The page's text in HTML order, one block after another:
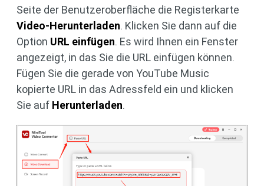
Seite der Benutzeroberfläche die Registerkarte
Video-Herunterladen. Klicken Sie dann auf die
Option URL einfügen. Es wird Ihnen ein Fenster
angezeigt, in das Sie die URL einfügen können.
Fügen Sie die gerade von YouTube Music
kopierte URL in das Adressfeld ein und klicken
Sie auf Herunterladen.